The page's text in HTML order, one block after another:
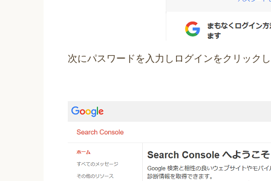
次にパスワードを入力しログインをクリック